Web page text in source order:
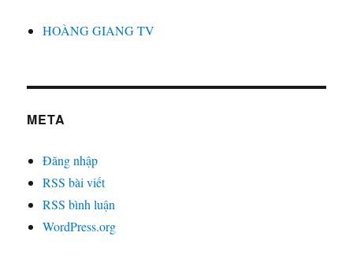
HOÀNG GIANG TV
META
Đăng nhập
RSS bài viết
RSS bình luận
WordPress.org